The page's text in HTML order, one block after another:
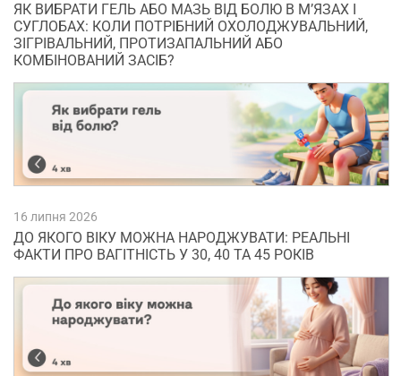
ЯК ВИБРАТИ ГЕЛЬ АБО МАЗЬ ВІД БОЛЮ В М’ЯЗАХ І
СУГЛОБАХ: КОЛИ ПОТРІБНИЙ ОХОЛОДЖУВАЛЬНИЙ,
ЗІГРІВАЛЬНИЙ, ПРОТИЗАПАЛЬНИЙ АБО
КОМБІНОВАНИЙ ЗАСІБ?
16 липня 2026
ДО ЯКОГО ВІКУ МОЖНА НАРОДЖУВАТИ: РЕАЛЬНІ
ФАКТИ ПРО ВАГІТНІСТЬ У 30, 40 ТА 45 РОКІВ